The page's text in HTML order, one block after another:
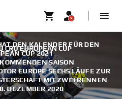
CRU EUROPEAN CUP
DEN KALENDER FÜR DEN
CUP 2021
SAISON
EUROPE SECHS LÄUFE ZUR
MIT ZWEI RENNEN
DEZEMBER 2020